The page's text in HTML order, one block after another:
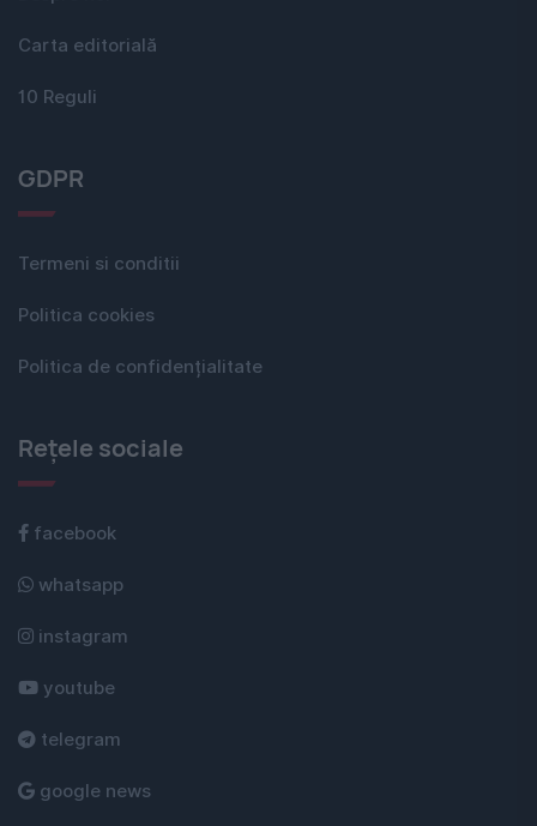
Carta editorială
10 Reguli
GDPR
Termeni si conditii
Politica cookies
Politica de confidențialitate
Rețele sociale
facebook
whatsapp
instagram
youtube
telegram
google news